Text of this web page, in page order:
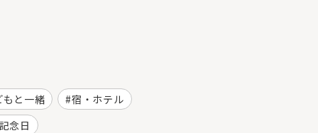
もと一緒
宿・ホテル
念日